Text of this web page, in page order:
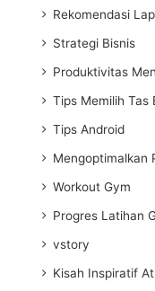
Rekomendasi
Strategi Bisnis
Produktivitas
Tips Memilih Tas
Tips Android
Mengoptimalkan
Workout Gym
Progres Latihan
vstory
Kisah Inspiratif